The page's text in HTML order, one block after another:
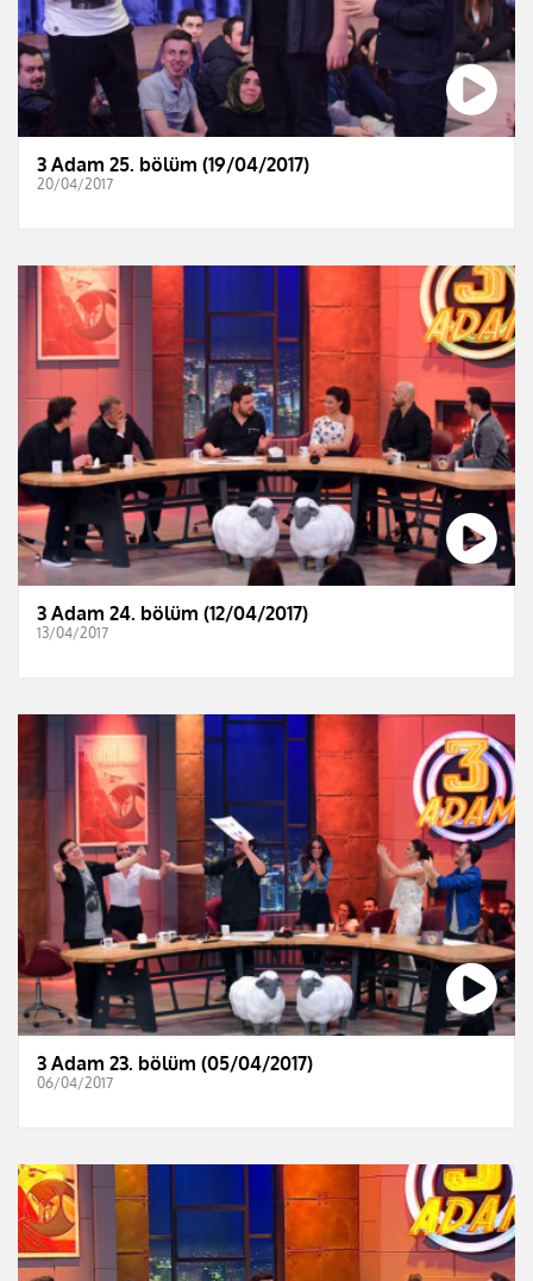
3 Adam 25. bölüm (19/04/2017)
20/04/2017
3 Adam 24. bölüm (12/04/2017)
13/04/2017
3 Adam 23. bölüm (05/04/2017)
06/04/2017